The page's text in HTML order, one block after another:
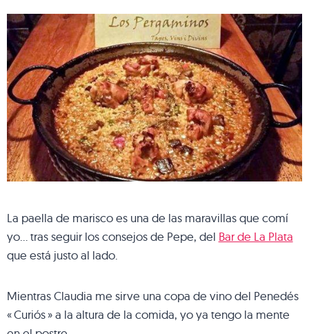
La paella de marisco es una de las maravillas que comí
yo… tras seguir los consejos de Pepe, del Bar de La Plata
que está justo al lado.
Mientras Claudia me sirve una copa de vino del Penedés
« Curiós » a la altura de la comida, yo ya tengo la mente